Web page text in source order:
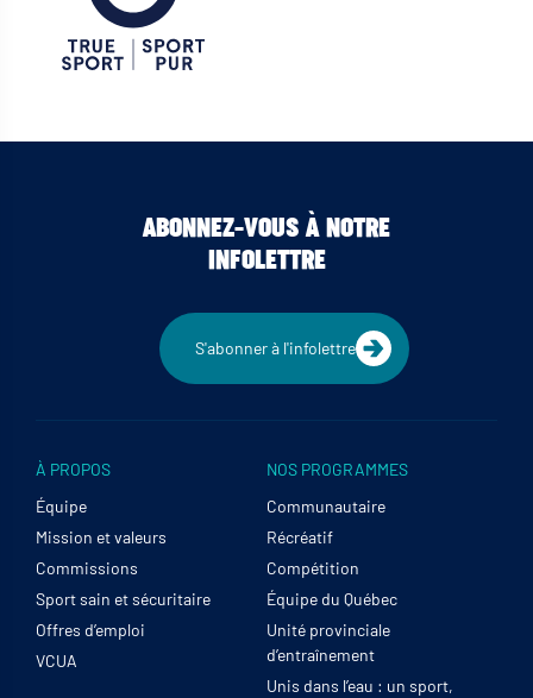
ABONNEZ-VOUS À NOTRE
INFOLETTRE
S'abonner à l'infolettre
À PROPOS
Équipe
Mission et valeurs
Commissions
Sport sain et sécuritaire
Offres d’emploi
VCUA
NOS PROGRAMMES
Communautaire
Récréatif
Compétition
Équipe du Québec
Unité provinciale
d’entraînement
Unis dans l’eau : un sport,